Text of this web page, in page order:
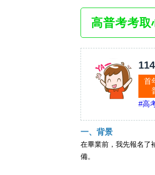
高普考考取
首
#高
一、背景
在畢業前，我先報名了
備。